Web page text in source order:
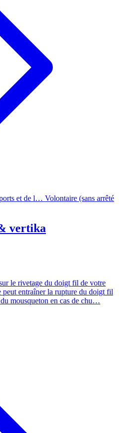
et de l… Volontaire (sans arrêté
vertika
le rivetage du doigt fil de votre
peut entraîner la rupture du doigt fil
mousqueton en cas de chu…